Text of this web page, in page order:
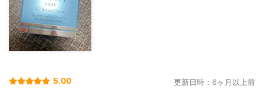
5.00 更新日時：6ヶ月以上前